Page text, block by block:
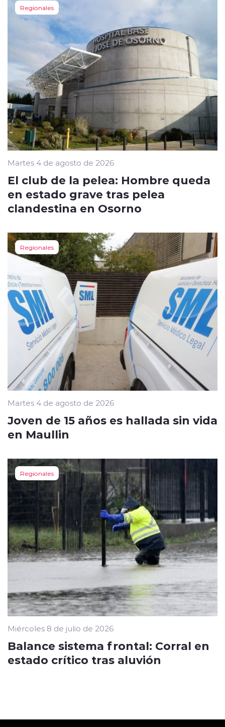
Regionales
Martes 4 de agosto de 2026
El club de la pelea: Hombre queda
en estado grave tras pelea
clandestina en Osorno
Regionales
Martes 4 de agosto de 2026
Joven de 15 años es hallada sin vida
en Maullin
Regionales
Miércoles 8 de julio de 2026
Balance sistema frontal: Corral en
estado crítico tras aluvión